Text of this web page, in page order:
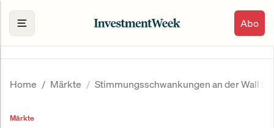
Abo
Home Märkte Stimmungsschwankungen an der Wall
Märkte